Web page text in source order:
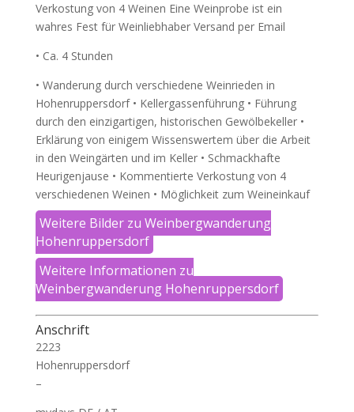
Verkostung von 4 Weinen Eine Weinprobe ist ein
wahres Fest für Weinliebhaber Versand per Email
• Ca. 4 Stunden
• Wanderung durch verschiedene Weinrieden in
Hohenruppersdorf • Kellergassenführung • Führung
durch den einzigartigen, historischen Gewölbekeller •
Erklärung von einigem Wissenswertem über die Arbeit
in den Weingärten und im Keller • Schmackhafte
Heurigenjause • Kommentierte Verkostung von 4
verschiedenen Weinen • Möglichkeit zum Weineinkauf
Weitere Bilder zu Weinbergwanderung
Hohenruppersdorf
Weitere Informationen zu
Weinbergwanderung Hohenruppersdorf
Anschrift
2223
Hohenruppersdorf
–